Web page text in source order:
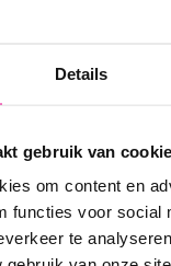
Details
gebruik van
om content en
functies voor social
te
RACER X MET 3-